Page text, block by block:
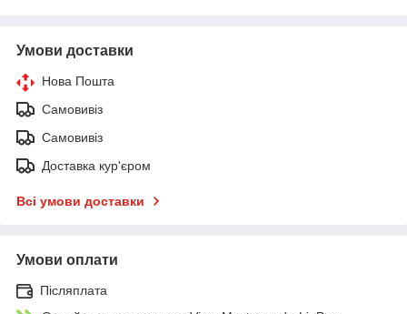
Умови доставки
Нова Пошта
Самовивіз
Самовивіз
Доставка кур'єром
Всі умови доставки
Умови оплати
Післяплата